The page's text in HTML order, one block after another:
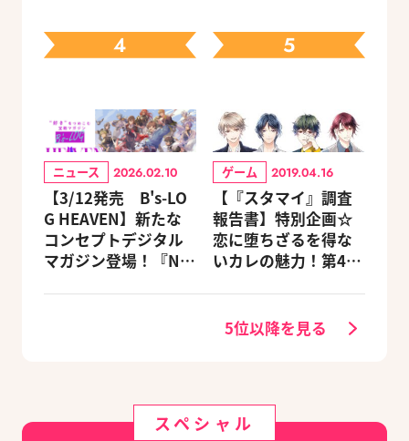
ェック
4
ニュース 2026.02.10
【3/12発売 B's-LO
G HEAVEN】新たな
コンセプトデジタル
マガジン登場！『NU:
5
ゲーム 2019.04.16
【『スタマイ』調査
報告書】特別企画☆
恋に堕ちざるを得な
いカレの魅力！第4
5位以降を見る
スペシャル